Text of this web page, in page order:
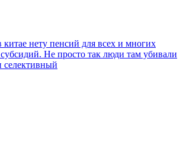
китае нету пенсий для всех и многих
Не просто так люди там убивали
селективный